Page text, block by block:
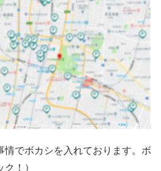
情でボカシを入れております。ボ
！）